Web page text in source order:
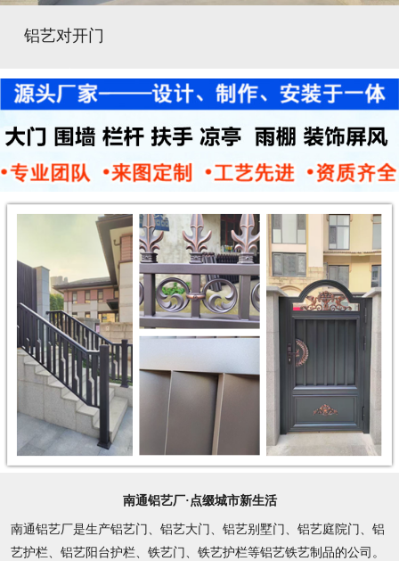
铝艺对开门
南通铝艺厂·点缀城市新生活
南通铝艺厂是生产铝艺门、铝艺大门、铝艺别墅门、铝艺庭院门、铝
艺护栏、铝艺阳台护栏、铁艺门、铁艺护栏等铝艺铁艺制品的公司。